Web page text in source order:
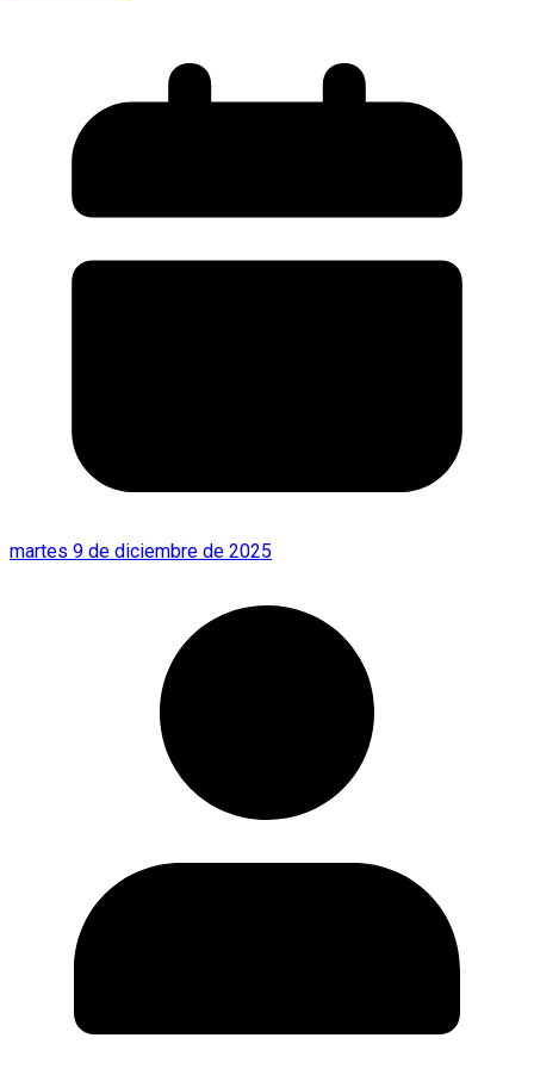
martes 9 de diciembre de 2025